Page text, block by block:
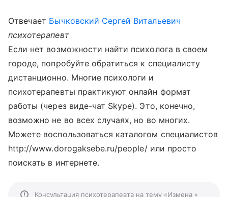
Отвечает Бычковский Сергей Витальевич
психотерапевт
Если нет возможности найти психолога в своем
городе, попробуйте обратиться к специалисту
дистанционно. Многие психологи и
психотерапевты практикуют онлайн формат
работы (через виде-чат Skype). Это, конечно,
возможно не во всех случаях, но во многих.
Можете воспользоваться каталогом специалистов
http://www.dorogaksebe.ru/people/ или просто
поискать в интернете.
Консультация психотерапевта на тему «Измена »